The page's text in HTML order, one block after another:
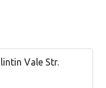
Vale Str.